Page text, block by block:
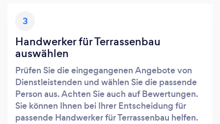
3
Handwerker für Terrassenbau
auswählen
Prüfen Sie die eingegangenen Angebote von
Dienstleistenden und wählen Sie die passende
Person aus. Achten Sie auch auf Bewertungen.
Sie können Ihnen bei Ihrer Entscheidung für
passende Handwerker für Terrassenbau helfen.